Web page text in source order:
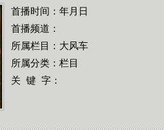
首播时间：年月日
首播频道：
所属栏目： 大风车
所属分类：栏目
关 键 字：